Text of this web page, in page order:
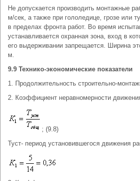
Не допускается производить монтажные
м/сек, а также при гололедице, грозе или
в пределах фронта работ. Во время
устанавливается охранная зона, вход в
его выдерживании запрещается. Ширина
м.
9.9 Технико-экономические показатели
1. Продолжительность строительно-
2. Коэффициент неравномерности
; (9.8)
Туст- период установившегося движения